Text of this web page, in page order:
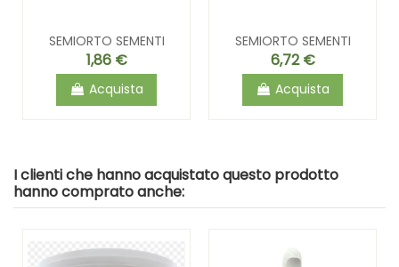
SEMIORTO SEMENTI
1,86 €
Acquista
SEMIORTO SEMENTI
6,72 €
Acquista
I clienti che hanno acquistato questo prodotto
hanno comprato anche: